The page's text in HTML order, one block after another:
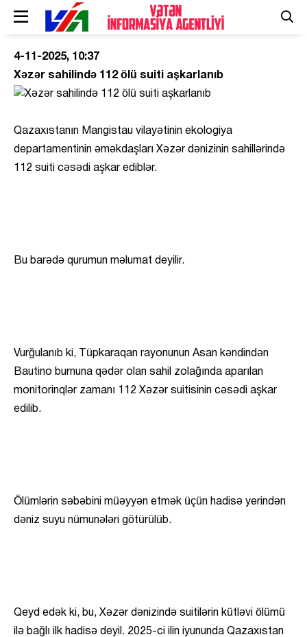
4-11-2025, 10:37
Xəzər sahilində 112 ölü suiti aşkarlanıb
Qazaxıstanın Mangistau vilayətinin ekologiya
departamentinin əməkdaşları Xəzər dənizinin sahillərində
112 suiti cəsədi aşkar ediblər.
Bu barədə qurumun məlumat deyilir.
Vurğulanıb ki, Tüpkaraqan rayonunun Asan kəndindən
Bautino burnuna qədər olan sahil zolağında aparılan
monitorinqlər zamanı 112 Xəzər suitisinin cəsədi aşkar
edilib.
Ölümlərin səbəbini müəyyən etmək üçün hadisə yerindən
dəniz suyu nümunələri götürülüb.
Qeyd edək ki, bu, Xəzər dənizində suitilərin kütləvi ölümü
ilə bağlı ilk hadisə deyil. 2025-ci ilin iyununda Qazaxıstan